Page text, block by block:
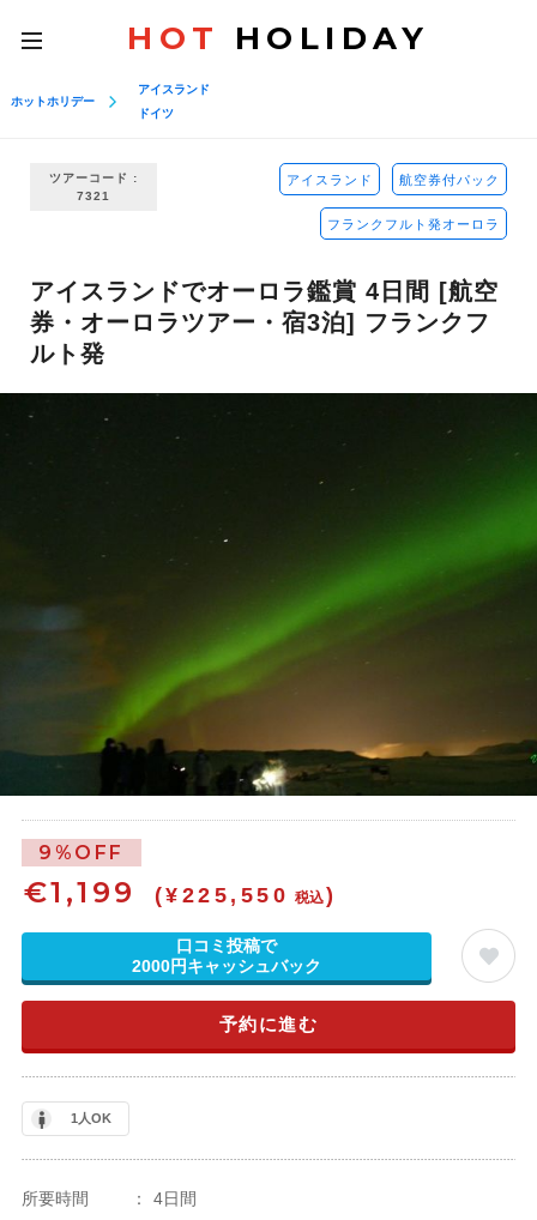
toggle
navigation
HOT HOLIDAY
ホットホリデー
アイスランド
ドイツ
ツアーコード :
7321
アイスランド 航空券付パック
フランクフルト発オーロラ
アイスランドでオーロラ鑑賞 4日間 [航空
券・オーロラツアー・宿3泊] フランクフ
ルト発
9%OFF
€1,199 (¥225,550 税込)
口コミ投稿で
2000円キャッシュバック
予約に進む
1人OK
所要時間 ：
4日間